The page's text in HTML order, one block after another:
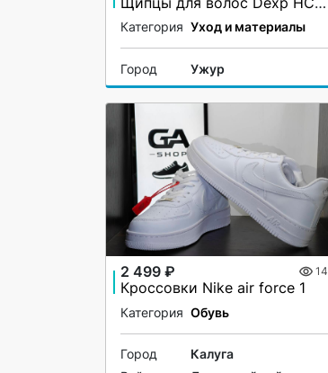
Категория Уход и материалы
Город Ужур
2 499 ₽ 14
Кроссовки Nike air force 1
Категория Обувь
Город
Калуга